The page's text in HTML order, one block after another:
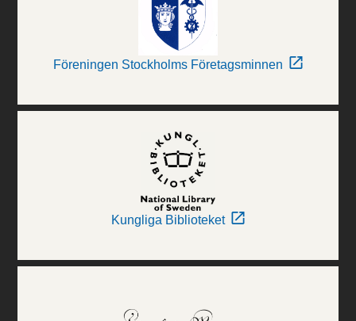
Föreningen Stockholms Företagsminnen
Kungliga Biblioteket